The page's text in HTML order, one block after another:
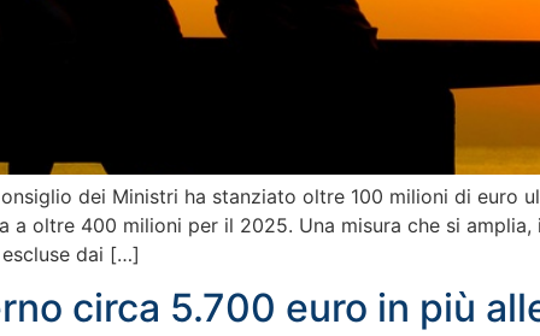
dei Ministri ha stanziato oltre 100 milioni di euro
oltre 400 milioni per il 2025. Una misura che si
dai […]
circa 5.700 euro in più